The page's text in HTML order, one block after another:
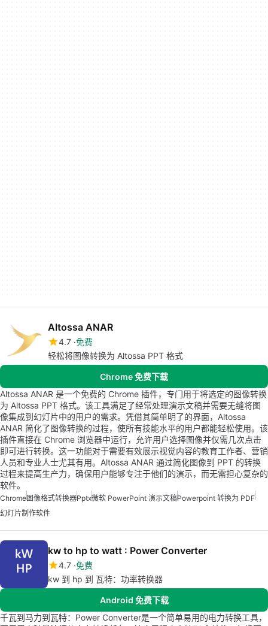
Altossa ANAR
4.7 免费
轻松将图像转换为 Altossa PPT 格式
Chrome 免费下载
Altossa ANAR 是一个免费的 Chrome 插件，专门用于将选定的图像转换
为 Altossa PPT 格式。该工具满足了经常处理演示文稿并需要无缝将图
像集成到幻灯片中的用户的需求。凭借其简单明了的界面，Altossa
ANAR 简化了图像转换的过程，使所有技能水平的用户都能轻松使用。该
插件直接在 Chrome 浏览器中运行，允许用户选择图像并仅需几次点击
即可进行转换。这一功能对于需要有效展示视觉内容的教育工作者、营销
人员和专业人士尤其有用。Altossa ANAR 通过简化图像到 PPT 的转换
过程来提高生产力，确保用户能够专注于他们的演示，而无需担心复杂的
软件。
Chrome图像格式转换器Pptx微软 PowerPoint 演示文稿Powerpoint 转换为 PDF
幻灯片制作软件
kw to hp to watt : Power Converter
4.7 免费
kw 到 hp 到 瓦特：功率转换器
Android 免费下载
千瓦到马力到瓦特：Power Converter是一个简单易用的电力转换工具，